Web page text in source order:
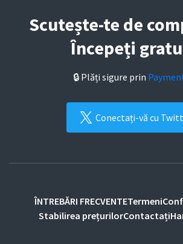
Scutește-te de
Începeți
🔒 Plăți sigure prin
Conectați-vă cu
ÎNTREBĂRI FRECVENTETermeni
Stabilirea prețurilorContactați